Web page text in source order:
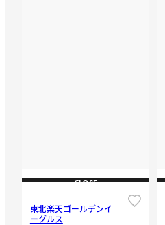
CLOSE
東北楽天ゴールデンイ
ーグルス